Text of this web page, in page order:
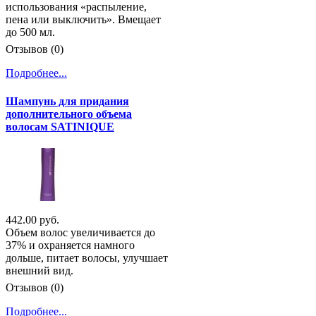
использования «распыление,
пена или выключить». Вмещает
до 500 мл.
Отзывов (0)
Подробнее...
Шампунь для придания
дополнительного объема
волосам SATINIQUE
442.00 руб.
Объем волос увеличивается до
37% и охраняется намного
дольше, питает волосы, улучшает
внешний вид.
Отзывов (0)
Подробнее...